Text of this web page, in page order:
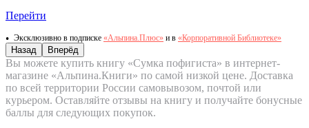
Перейти
Эксклюзивно в подписке «Альпина.Плюс» и в «Корпоративной Библиотеке»
Назад Вперёд
Вы можете купить книгу «Сумка пофигиста» в интернет-
магазине «Альпина.Книги» по самой низкой цене. Доставка
по всей территории России самовывозом, почтой или
курьером. Оставляйте отзывы на книгу и получайте бонусные
баллы для следующих покупок.